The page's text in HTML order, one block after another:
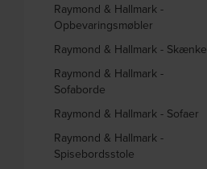
Raymond & Hallmark -
Opbevaringsmøbler
Raymond & Hallmark - Skænke
Raymond & Hallmark -
Sofaborde
Raymond & Hallmark - Sofaer
Raymond & Hallmark -
Spisebordsstole